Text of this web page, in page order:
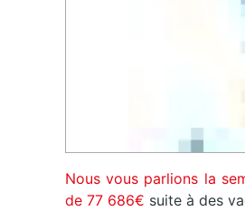
Nous vous parlions la
de 77 686€ suite à des